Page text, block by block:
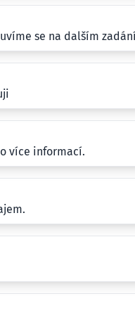
se na dalším
více informací.